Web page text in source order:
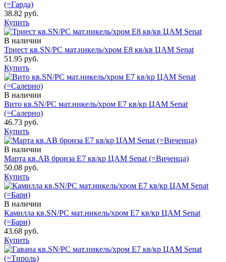
(=Гарда)
38.82 руб.
Купить
В наличии
Триест кв.SN/PC мат.никель/хром Е8 кв/кв ЦАМ Senat
51.95 руб.
Купить
В наличии
Вито кв.SN/PC мат.никель/хром Е7 кв/кр ЦАМ Senat
(=Салерно)
46.73 руб.
Купить
В наличии
Марта кв.AB бронза Е7 кв/кр ЦАМ Senat (=Виченца)
50.08 руб.
Купить
В наличии
Камилла кв.SN/PC мат.никель/хром Е7 кв/кр ЦАМ Senat
(=Бари)
43.68 руб.
Купить